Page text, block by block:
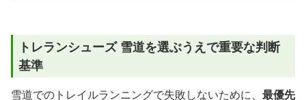
トレランシューズ 雪道を選ぶうえで重要な判断
基準
雪道でのトレイルランニングで失敗しないために、 最優先